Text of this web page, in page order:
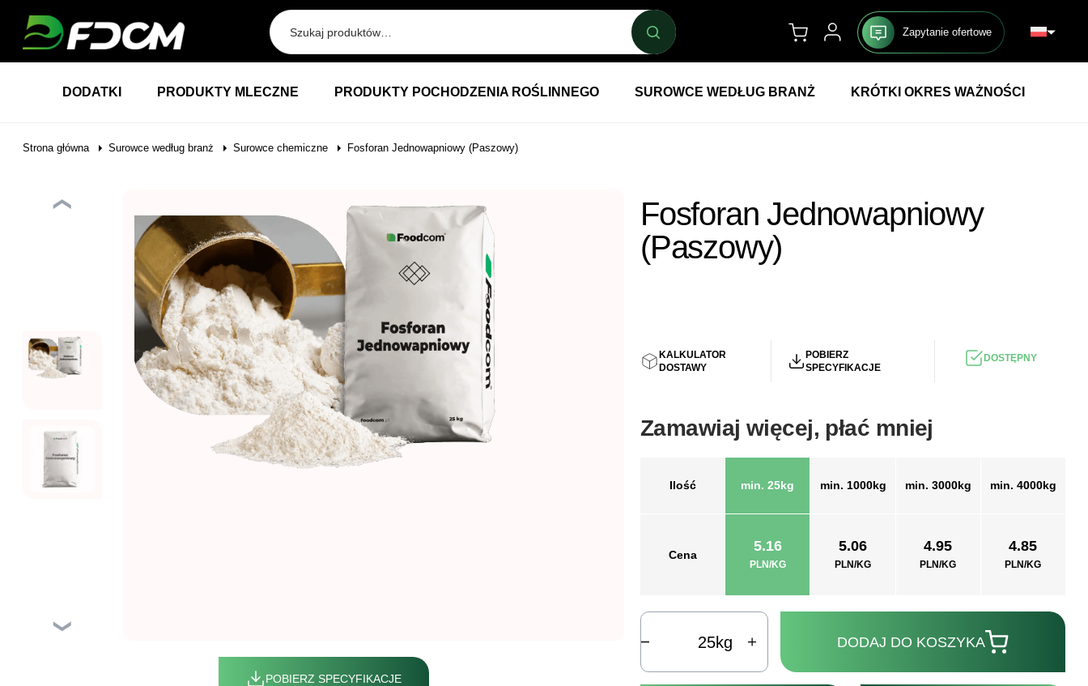
Zapytanie ofertowe
DODATKI PRODUKTY MLECZNE PRODUKTY POCHODZENIA ROŚLINNEGO SUROWCE WEDŁUG BRANŻ KRÓTKI OKRES WAŻNOŚCI
Strona główna Surowce według branż Surowce chemiczne Fosforan Jednowapniowy (Paszowy)
❮
❯
POBIERZ SPECYFIKACJE
Fosforan Jednowapniowy
(Paszowy)
KALKULATOR
DOSTAWY
POBIERZ
SPECYFIKACJE
DOSTĘPNY
Zamawiaj więcej, płać mniej
Ilość
Cena
min. 25kg
5.16
PLN/KG
min. 1000kg
5.06
PLN/KG
min. 3000kg
4.95
PLN/KG
min. 4000kg
4.85
PLN/KG
kg DODAJ DO KOSZYKA